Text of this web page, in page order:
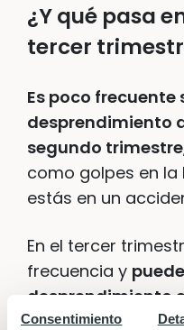
Consentimiento
¿Y qué pasa
tercer
Es poco frecuente
desprendimiento
segundo trimestre
como golpes en
estás en un
En el tercer
frecuencia y
desprendimiento
el bebé no recibe